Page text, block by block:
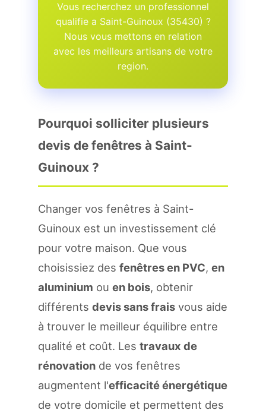
Vous recherchez un professionnel
qualifie a Saint-Guinoux (35430) ?
Nous vous mettons en relation
avec les meilleurs artisans de votre
region.
Pourquoi solliciter plusieurs
devis de fenêtres à Saint-
Guinoux ?
Changer vos fenêtres à Saint-
Guinoux est un investissement clé
pour votre maison. Que vous
choisissiez des fenêtres en PVC, en
aluminium ou en bois, obtenir
différents devis sans frais vous aide
à trouver le meilleur équilibre entre
qualité et coût. Les travaux de
rénovation de vos fenêtres
augmentent l'efficacité énergétique
de votre domicile et permettent des